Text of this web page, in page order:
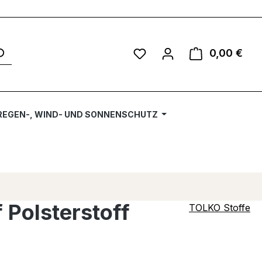
Du hast 0 Produkte auf
0,00 €
, WIND- UND SONNENSCHUTZ
Polsterstoff
TOLKO Stoffe